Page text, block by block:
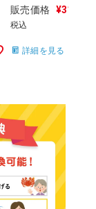
販売価格 ¥31,247
税込
詳細を見る